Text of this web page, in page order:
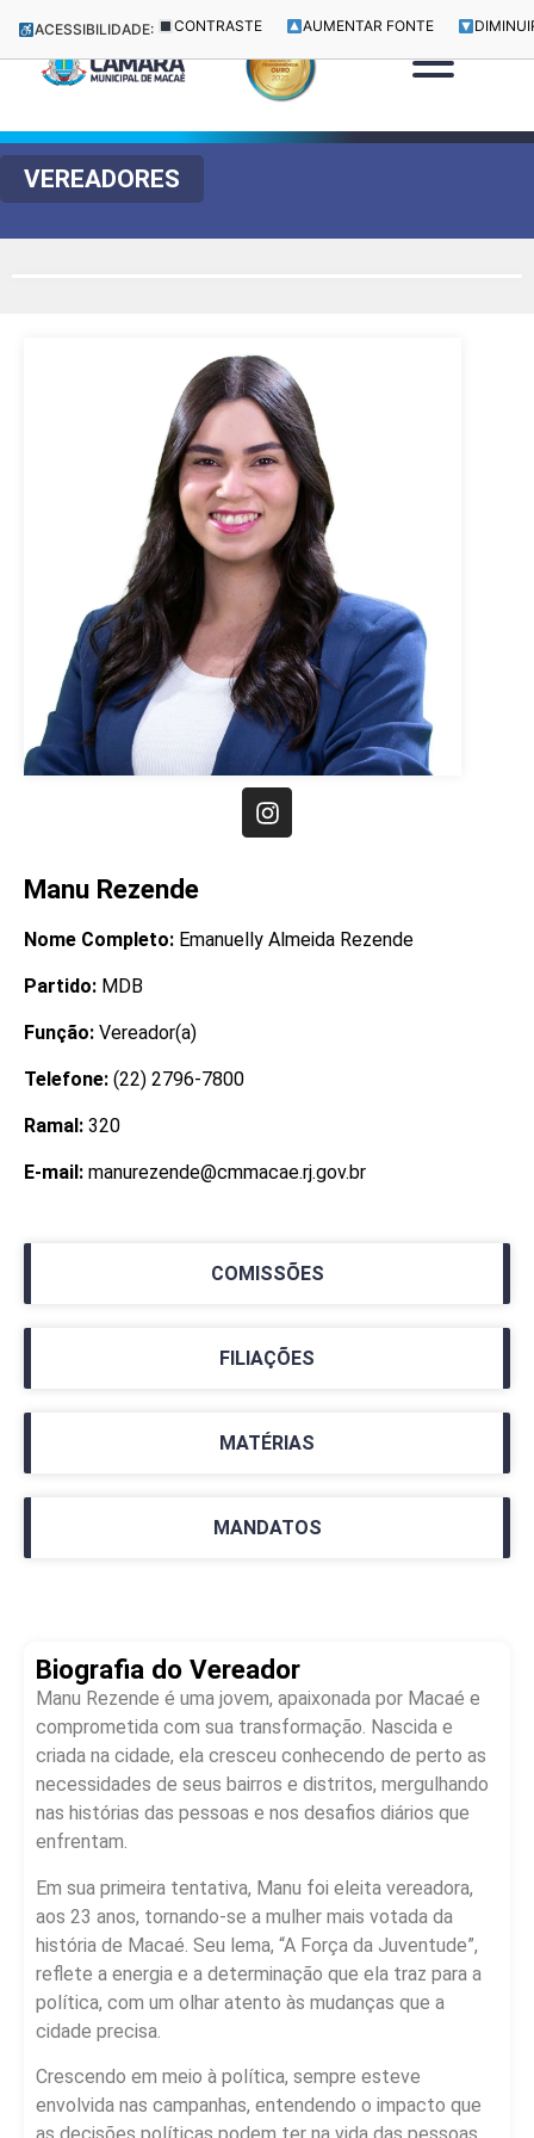
ACESSIBILIDADE: CONTRASTE AUMENTAR FONTE
VEREADORES
Manu Rezende
Nome Completo: Emanuelly Almeida Rezende
Partido: MDB
Função: Vereador(a)
Telefone: (22) 2796-7800
Ramal: 320
E-mail: manurezende@cmmacae.rj.gov.br
COMISSÕES
FILIAÇÕES
MATÉRIAS
MANDATOS
Biografia do Vereador
Manu Rezende é uma jovem, apaixonada por Macaé e
comprometida com sua transformação. Nascida e
criada na cidade, ela cresceu conhecendo de perto as
necessidades de seus bairros e distritos, mergulhando
nas histórias das pessoas e nos desafios diários que
enfrentam.
Em sua primeira tentativa, Manu foi eleita vereadora,
aos 23 anos, tornando-se a mulher mais votada da
história de Macaé. Seu lema, “A Força da Juventude”,
reflete a energia e a determinação que ela traz para a
política, com um olhar atento às mudanças que a
cidade precisa.
Crescendo em meio à política, sempre esteve
envolvida nas campanhas, entendendo o impacto que